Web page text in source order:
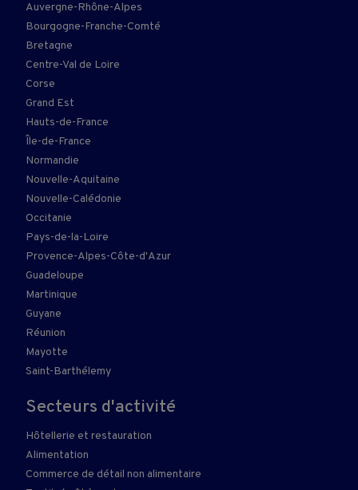
Auvergne-Rhône-Alpes
Bourgogne-Franche-Comté
Bretagne
Centre-Val de Loire
Corse
Grand Est
Hauts-de-France
Île-de-France
Normandie
Nouvelle-Aquitaine
Nouvelle-Calédonie
Occitanie
Pays-de-la-Loire
Provence-Alpes-Côte-d'Azur
Guadeloupe
Martinique
Guyane
Réunion
Mayotte
Saint-Barthélemy
Secteurs d'activité
Hôtellerie et restauration
Alimentation
Commerce de détail non alimentaire